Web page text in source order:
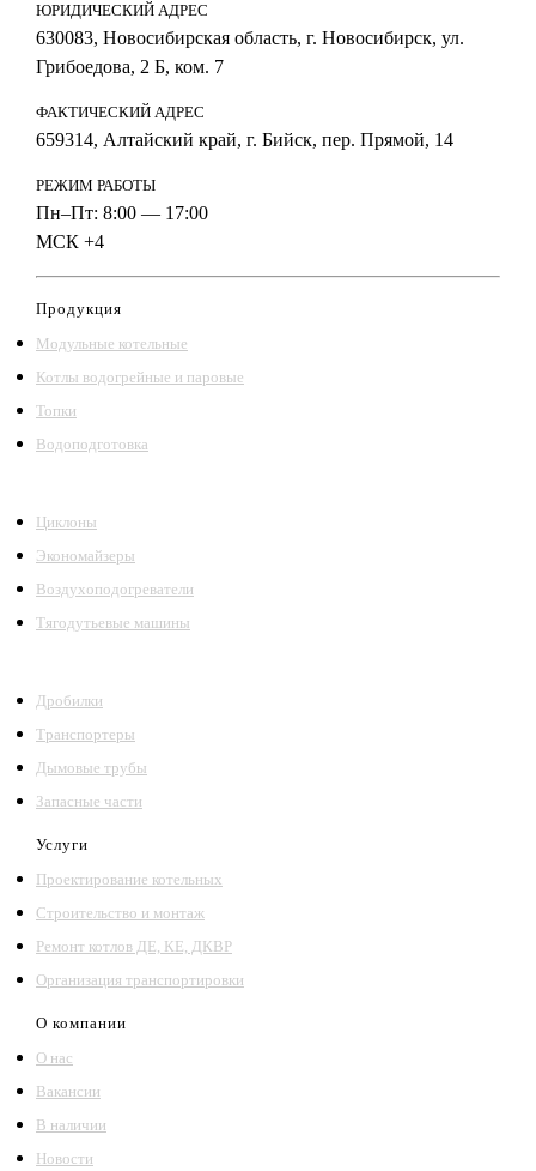
ЮРИДИЧЕСКИЙ АДРЕС
630083, Новосибирская область, г. Новосибирск, ул.
Грибоедова, 2 Б, ком. 7
ФАКТИЧЕСКИЙ АДРЕС
659314, Алтайский край, г. Бийск, пер. Прямой, 14
РЕЖИМ РАБОТЫ
Пн–Пт: 8:00 — 17:00
МСК +4
Продукция
Модульные котельные
Котлы водогрейные и паровые
Топки
Водоподготовка
Циклоны
Экономайзеры
Воздухоподогреватели
Тягодутьевые машины
Дробилки
Транспортеры
Дымовые трубы
Запасные части
Услуги
Проектирование котельных
Строительство и монтаж
Ремонт котлов ДЕ, КЕ, ДКВР
Организация транспортировки
О компании
О нас
Вакансии
В наличии
Новости